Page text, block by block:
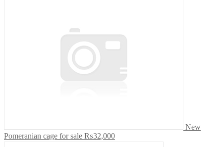
New
Pomeranian cage for sale ₨32,000